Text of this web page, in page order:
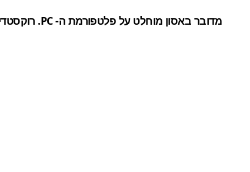
מדובר באסון מוחלט על פלטפורמת ה- PC. רוקסטדי חייבת להתערב ולהתחיל לעבוד על בעיות אופטימיזציה בהקדם האפשרי.